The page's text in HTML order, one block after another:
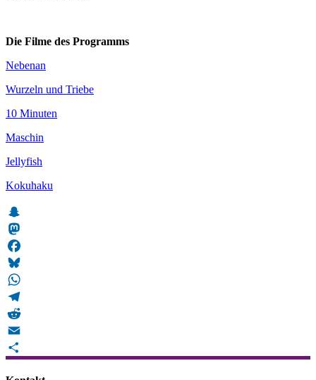
Die Filme des Programms
Nebenan
Wurzeln und Triebe
10 Minuten
Maschin
Jellyfish
Kokuhaku
Snapchat
Mastodon
Facebook
Bluesky
WhatsApp
Telegram
Reddit
Email